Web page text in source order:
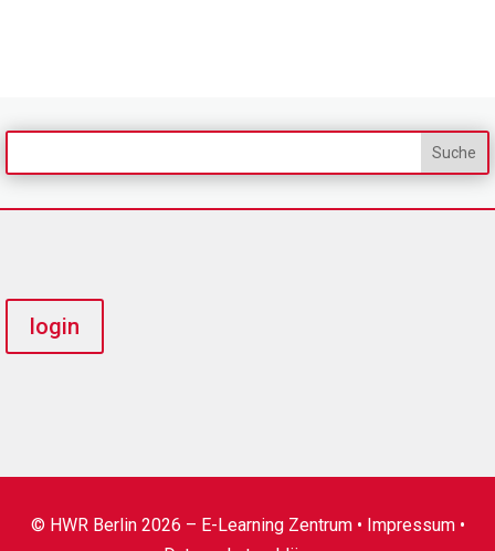
login
© HWR Berlin 2026 – E-Learning Zentrum • Impressum•